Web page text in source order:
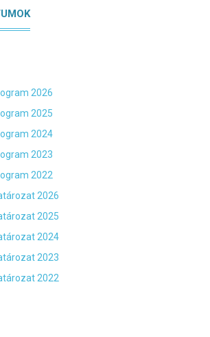
2026
2025
2024
2023
2022
2026
2025
2024
2023
2022